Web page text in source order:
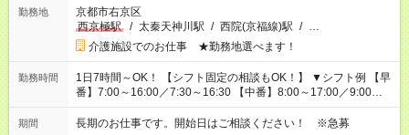
勤務地
京都市右京区
西京極駅
/ 太秦天神川駅 / 西院(京福線)駅 / …
介護施設でのお仕事 ★勤務地選べます！
勤務時間
1日7時間～OK！ 【シフト固定の相談もOK！】 ▼シフト例 【早
番】7:00～16:00／7:30～16:30 【中番】8:00～17:00／9:00～
18:00 【遅番】11:00～20:00／13:00～22:00
期間 長期のお仕事です。開始日はご相談ください！ ※急募